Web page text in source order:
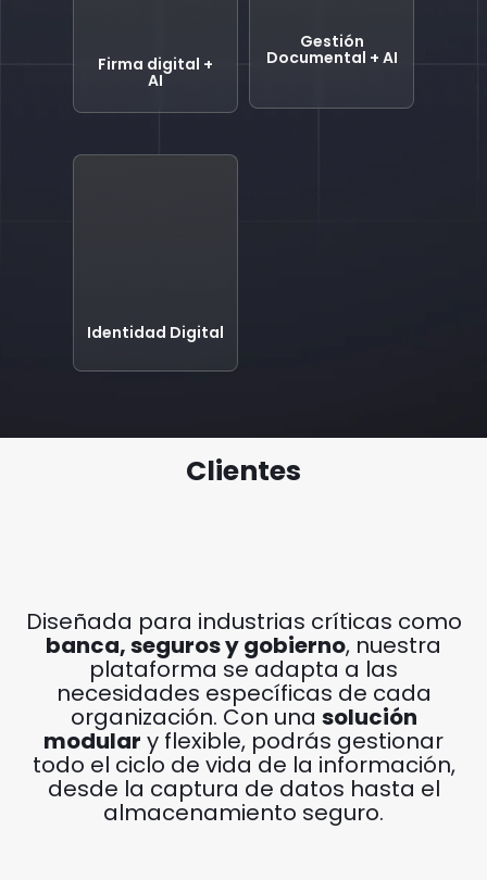
Firma digital +
AI
Gestión
Documental + AI
Identidad Digital
Clientes
Diseñada para industrias críticas como
banca, seguros y gobierno, nuestra
plataforma se adapta a las
necesidades específicas de cada
organización. Con una solución
modular y flexible, podrás gestionar
todo el ciclo de vida de la información,
desde la captura de datos hasta el
almacenamiento seguro.